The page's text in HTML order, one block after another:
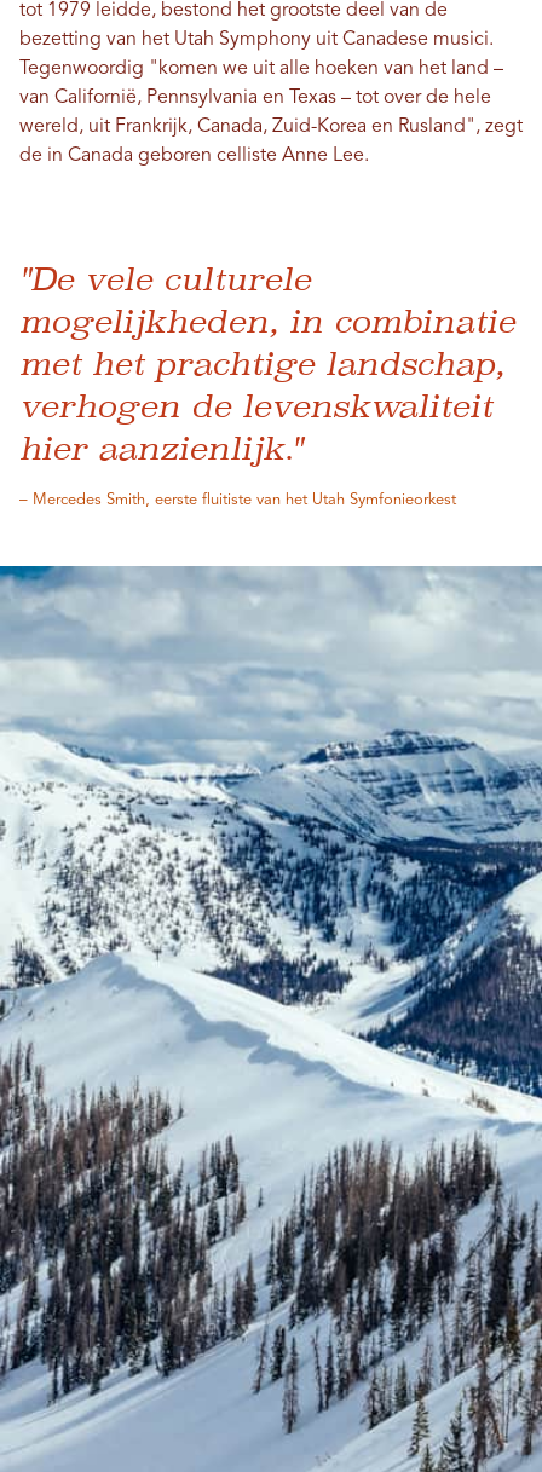
tot 1979 leidde, bestond het grootste deel van de
bezetting van het Utah Symphony uit Canadese musici.
Tegenwoordig "komen we uit alle hoeken van het land –
van Californië, Pennsylvania en Texas – tot over de hele
wereld, uit Frankrijk, Canada, Zuid-Korea en Rusland", zegt
de in Canada geboren celliste Anne Lee.
"De vele culturele
mogelijkheden, in combinatie
met het prachtige landschap,
verhogen de levenskwaliteit
hier aanzienlijk."
– Mercedes Smith, eerste fluitiste van het Utah Symfonieorkest